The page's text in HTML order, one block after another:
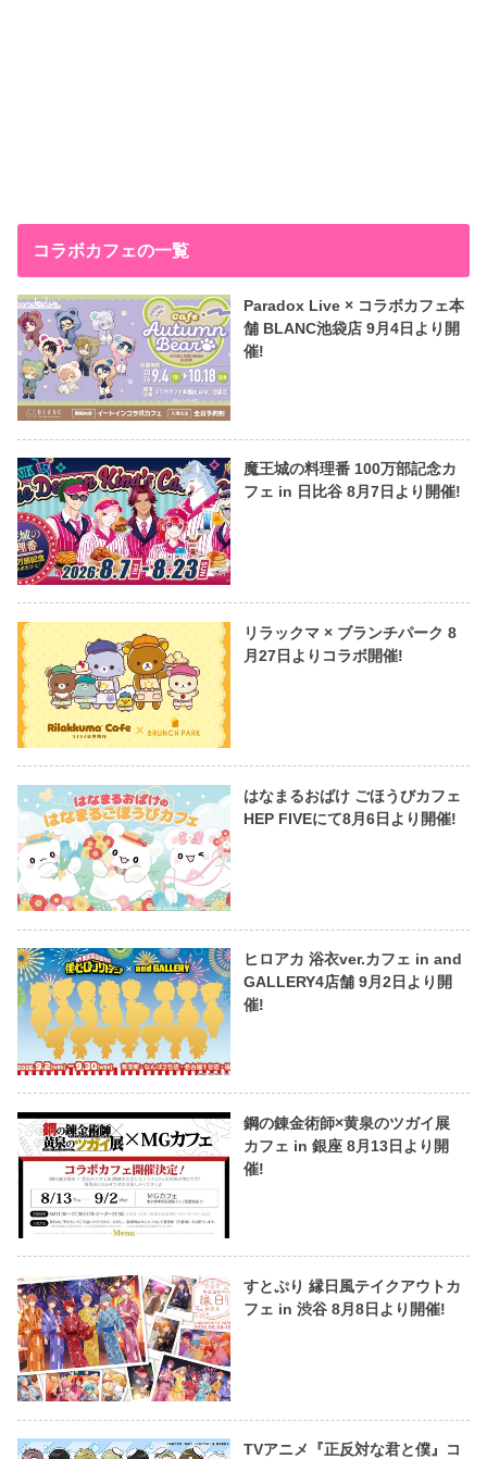
コラボカフェの一覧
Paradox Live × コラボカフェ本
舗 BLANC池袋店 9月4日より開
催!
魔王城の料理番 100万部記念カ
フェ in 日比谷 8月7日より開催!
リラックマ × ブランチパーク 8
月27日よりコラボ開催!
はなまるおばけ ごほうびカフェ
HEP FIVEにて8月6日より開催!
ヒロアカ 浴衣ver.カフェ in and
GALLERY4店舗 9月2日より開
催!
鋼の錬金術師×黄泉のツガイ展
カフェ in 銀座 8月13日より開
催!
すとぷり 縁日風テイクアウトカ
フェ in 渋谷 8月8日より開催!
TVアニメ『正反対な君と僕』コ